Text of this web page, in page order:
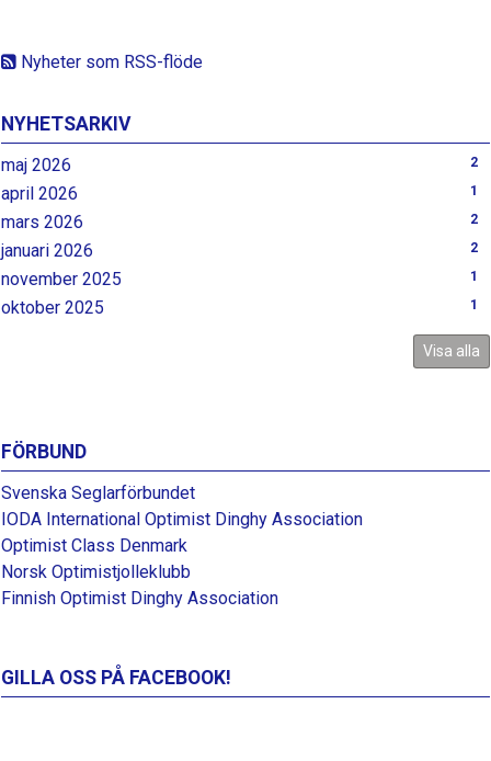
Nyheter som RSS-flöde
NYHETSARKIV
maj 2026 2
april 2026 1
mars 2026 2
januari 2026 2
november 2025 1
oktober 2025 1
Visa alla
FÖRBUND
Svenska Seglarförbundet
IODA International Optimist Dinghy Association
Optimist Class Denmark
Norsk Optimistjolleklubb
Finnish Optimist Dinghy Association
GILLA OSS PÅ FACEBOOK!